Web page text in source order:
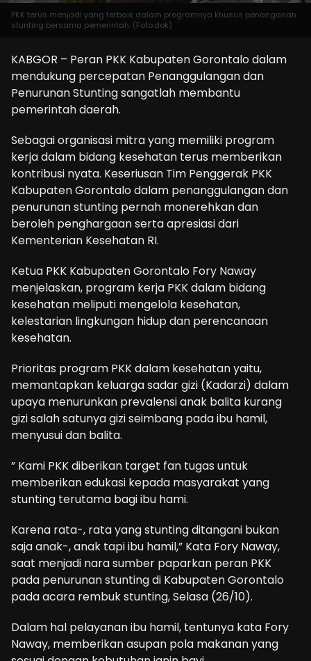
PKK terus menjadi yang terbaik dalam programnya khusus penanganan
stunting bersama pemerintah. (Foto:dok)
KABGOR – Peran PKK Kabupaten Gorontalo dalam
mendukung percepatan Penanggulangan dan
Penurunan Stunting sangatlah membantu
pemerintah daerah.
Sebagai organisasi mitra yang memiliki program
kerja dalam bidang kesehatan terus memberikan
kontribusi nyata. Keseriusan Tim Penggerak PKK
Kabupaten Gorontalo dalam penanggulangan dan
penurunan stunting pernah monerehkan dan
beroleh penghargaan serta apresiasi dari
Kementerian Kesehatan RI.
Ketua PKK Kabupaten Gorontalo Fory Naway
menjelaskan, program kerja PKK dalam bidang
kesehatan meliputi mengelola kesehatan,
kelestarian lingkungan hidup dan perencanaan
kesehatan.
Prioritas program PKK dalam kesehatan yaitu,
memantapkan keluarga sadar gizi (Kadarzi) dalam
upaya menurunkan prevalensi anak balita kurang
gizi salah satunya gizi seimbang pada ibu hamil,
menyusui dan balita.
” Kami PKK diberikan target fan tugas untuk
memberikan edukasi kepada masyarakat yang
stunting terutama bagi ibu hami.
Karena rata-, rata yang stunting ditangani bukan
saja anak-, anak tapi ibu hamil,” Kata Fory Naway,
saat menjadi nara sumber paparkan peran PKK
pada penurunan stunting di Kabupaten Gorontalo
pada acara rembuk stunting, Selasa (26/10).
Dalam hal pelayanan ibu hamil, tentunya kata Fory
Naway, memberikan asupan pola makanan yang